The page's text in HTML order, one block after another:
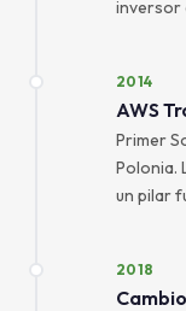
inversor
2014
AWS
Primer
Polonia.
un pilar
2018